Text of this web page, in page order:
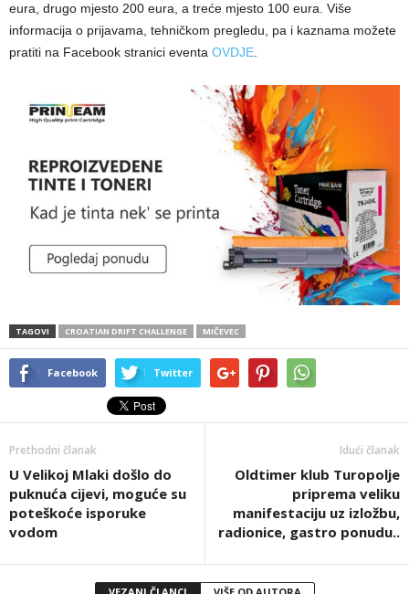
eura, drugo mjesto 200 eura, a treće mjesto 100 eura. Više
informacija o prijavama, tehničkom pregledu, pa i kaznama možete
pratiti na Facebook stranici eventa OVDJE.
TAGOVI CROATIAN DRIFT CHALLENGE MIČEVEC
Facebook Twitter
Prethodni članak
U Velikoj Mlaki došlo do
puknuća cijevi, moguće su
poteškoće isporuke
vodom
Idući članak
Oldtimer klub Turopolje
priprema veliku
manifestaciju uz izložbu,
radionice, gastro ponudu..